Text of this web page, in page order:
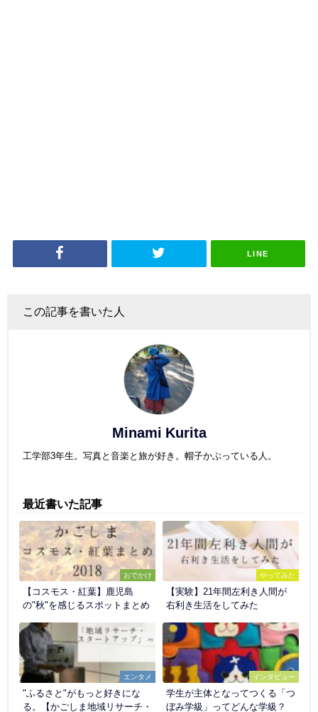
LINE
この記事を書いた人
Minami Kurita
工学部3年生。写真と音楽と旅が好き。帽子かぶっている人。
最近書いた記事
おでかけ
【コスモス・紅葉】鹿児島
の"秋"を感じるスポットまとめ
やってみた
【実験】21年間左利き人間が
右利き生活をしてみた
エンタメ
"ふるさと"がもっと好きにな
る。【かごしま地域リサーチ・
インタビュー
学生が主体となってつくる「つ
ぼみ学級」ってどんな学級？